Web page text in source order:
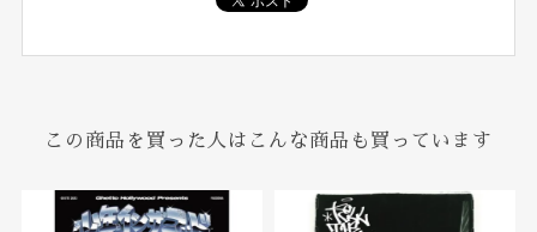
この商品を買った人はこんな商品も買っています